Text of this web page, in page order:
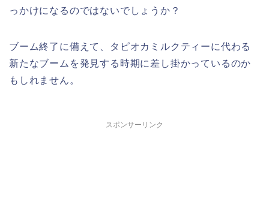
っかけになるのではないでしょうか？
ブーム終了に備えて、タピオカミルクティーに代わる
新たなブームを発見する時期に差し掛かっているのか
もしれません。
スポンサーリンク